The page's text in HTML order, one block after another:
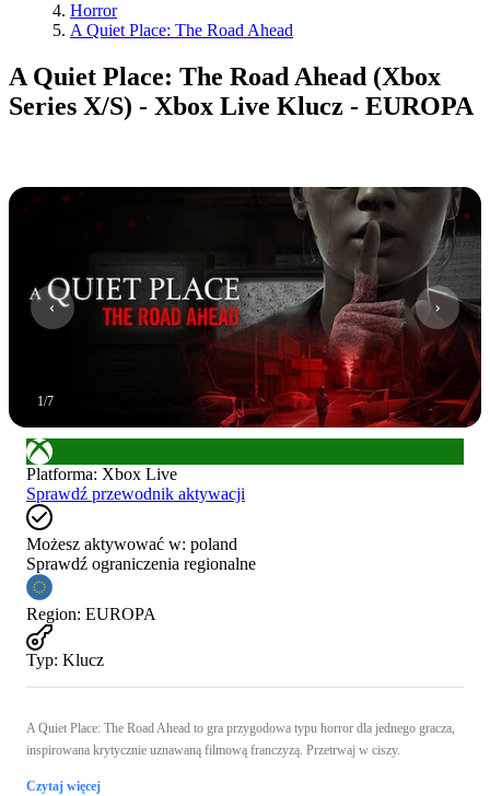
Horror
A Quiet Place: The Road Ahead
A Quiet Place: The Road Ahead (Xbox
Series X/S) - Xbox Live Klucz - EUROPA
1/7
Platforma: Xbox Live
Sprawdź przewodnik aktywacji
Możesz aktywować w: poland
Sprawdź ograniczenia regionalne
Region: EUROPA
Typ: Klucz
A Quiet Place: The Road Ahead to gra przygodowa typu horror dla jednego gracza,
inspirowana krytycznie uznawaną filmową franczyzą. Przetrwaj w ciszy.
Czytaj więcej